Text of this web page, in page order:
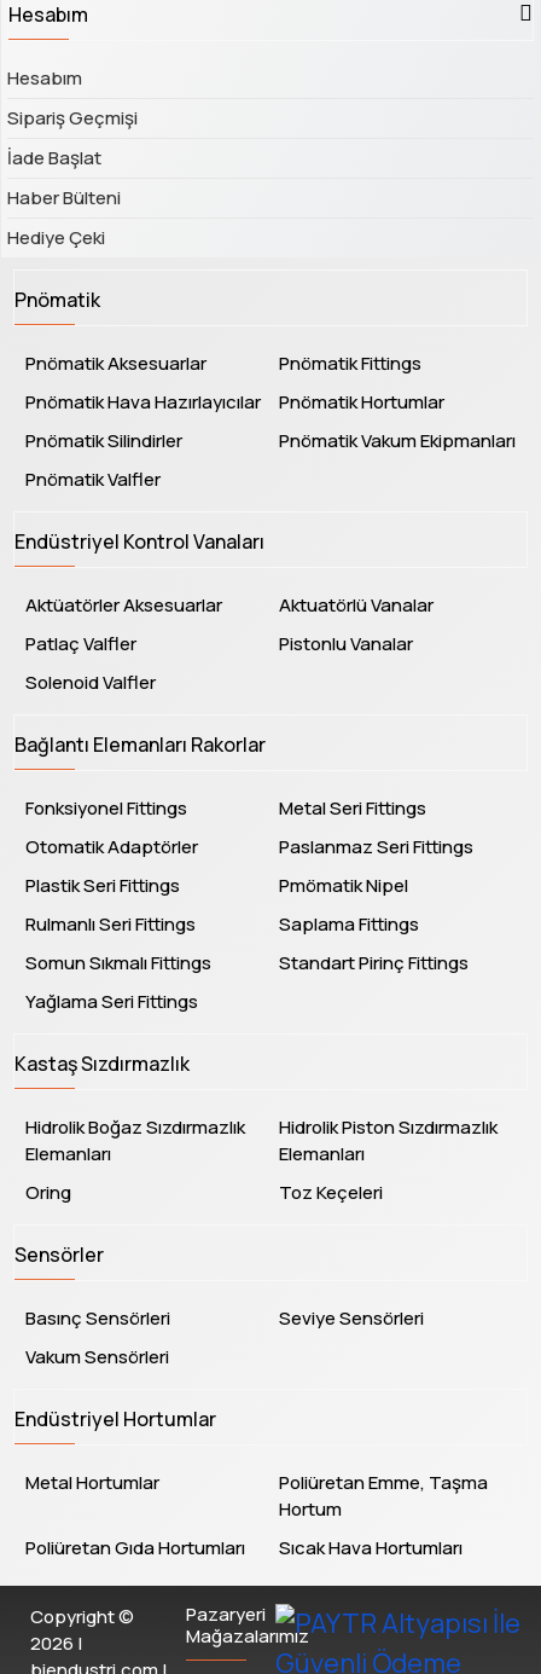
Hesabım
Hesabım
Sipariş Geçmişi
İade Başlat
Haber Bülteni
Hediye Çeki
Pnömatik
Pnömatik Aksesuarlar
Pnömatik Fittings
Pnömatik Hava Hazırlayıcılar
Pnömatik Hortumlar
Pnömatik Silindirler
Pnömatik Vakum Ekipmanları
Pnömatik Valfler
Endüstriyel Kontrol Vanaları
Aktüatörler Aksesuarlar
Aktuatörlü Vanalar
Patlaç Valfler
Pistonlu Vanalar
Solenoid Valfler
Bağlantı Elemanları Rakorlar
Fonksiyonel Fittings
Metal Seri Fittings
Otomatik Adaptörler
Paslanmaz Seri Fittings
Plastik Seri Fittings
Pmömatik Nipel
Rulmanlı Seri Fittings
Saplama Fittings
Somun Sıkmalı Fittings
Standart Pirinç Fittings
Yağlama Seri Fittings
Kastaş Sızdırmazlık
Hidrolik Boğaz Sızdırmazlık
Elemanları
Hidrolik Piston Sızdırmazlık
Elemanları
Oring
Toz Keçeleri
Sensörler
Basınç Sensörleri
Seviye Sensörleri
Vakum Sensörleri
Endüstriyel Hortumlar
Metal Hortumlar
Poliüretan Emme, Taşma
Hortum
Poliüretan Gıda Hortumları
Sıcak Hava Hortumları
Copyright ©
2026 |
Pazaryeri
Mağazalarımız